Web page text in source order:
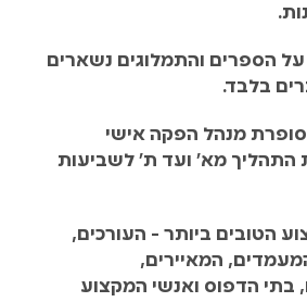
על הספרים והתמלוגים נשארים
בלבד.
מנהל הפקה אישי
התהליך מא׳ ועד ת׳ לשביעות
הטובים ביותר - העורכים,
המאיירים,
בתי הדפוס ואנשי המקצוע